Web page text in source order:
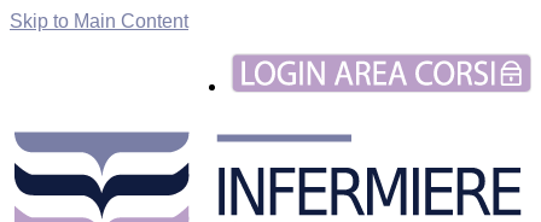
Skip to Main Content